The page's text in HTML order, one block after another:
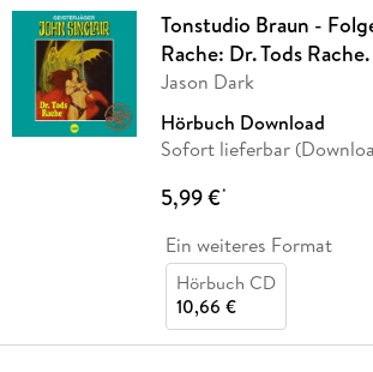
Tonstudio Braun -
Rache: Dr. Tods
Jason Dark
Hörbuch Download
Sofort lieferbar
5,99 €*
Ein weiteres Format
Hörbuch CD
10,66 €